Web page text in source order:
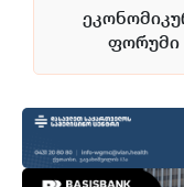
ფორუმი